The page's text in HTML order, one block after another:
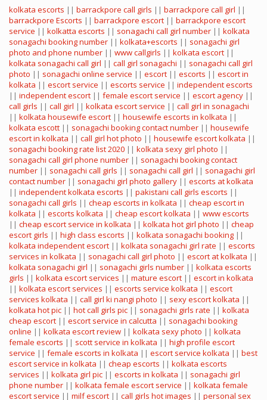
kolkata escorts || barrackpore call girls || barrackpore call girl ||
barrackpore Escorts || barrackpore escort || barrackpore escort
service || kolkatta escorts || sonagachi call girl number || kolkata
sonagachi booking number || kolkata+escorts || sonagachi girl
photo and phone number || www callgirls || kolkata escort ||
kolkata sonagachi call girl || call girl sonagachi || sonagachi call girl
photo || sonagachi online service || escort || escorts || escort in
kolkata || escort service || escorts service || independent escorts
|| independent escort || female escort service || escort agency ||
call girls || call girl || kolkata escort service || call girl in sonagachi
|| kolkata housewife escort || housewife escorts in kolkata ||
kolkata escott || sonagachi booking contact number || housewife
escort in kolkata || call girl hot photo || housewife escort kolkata ||
sonagachi booking rate list 2020 || kolkata sexy girl photo ||
sonagachi call girl phone number || sonagachi booking contact
number || sonagachi call girls || sonagachi call girl || sonagachi girl
contact number || sonagachi girl photo gallery || escorts at kolkata
|| independent kolkata escorts || pakistani call girls escorts ||
sonagachi call girls || cheap escorts in kolkata || cheap escort in
kolkata || escorts kolkata || cheap escort kolkata || www escorts
|| cheap escort service in kolkata || kolkata hot girl photo || cheap
escort girls || high class escorts || kolkata sonagachi booking ||
kolkata independent escort || kolkata sonagachi girl rate || escorts
services in kolkata || sonagachi call girl photo || escort at kolkata ||
kolkata sonagachi girl || sonagachi girls number || kolkata escorts
girls || kolkata escort services || mature escort || escort in kolkata
|| kolkata escort services || escorts service kolkata || escort
services kolkata || call girl ki nangi photo || sexy escort kolkata ||
kolkata hot pic || hot call girls pic || sonagachi girls rate || kolkata
cheap escort || escort service in calcutta || sonagachi booking
online || kolkata escort review || kolkata sexy photo || kolkata
female escorts || scott service in kolkata || high profile escort
service || female escorts in kolkata || escort service kolkata || best
escort service in kolkata || cheap escorts || kolkata escorts
services || kolkata girl pic || escorts in kolkata || sonagachi girl
phone number || kolkata female escort service || kolkata female
escort service || milf escort || call girls hot images || personal sex